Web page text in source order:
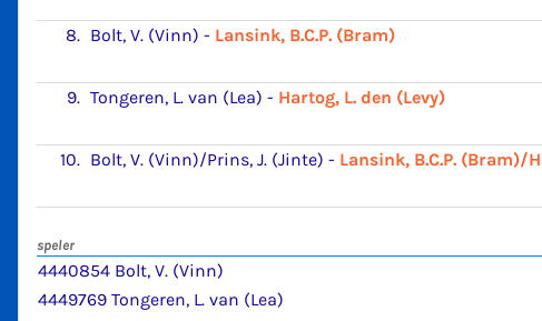
8. Bolt, V. (Vinn) - Lansink, B.C.P. (Bram)
9. Tongeren, L. van (Lea) - Hartog, L. den (Levy)
10. Bolt, V. (Vinn)/Prins, J. (Jinte) - Lansink, B.C.P. (Bram)/
speler
4440854 Bolt, V. (Vinn)
4449769 Tongeren, L. van (Lea)